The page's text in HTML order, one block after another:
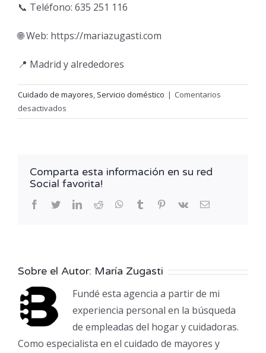
📞 Teléfono: 635 251 116
🌐 Web: https://mariazugasti.com
📍 Madrid y alrededores
Cuidado de mayores, Servicio doméstico | Comentarios
desactivados
Qué
persona
mayor
rechaza
Comparta esta información en su red
Social favorita!
facebook
twitterlinkedinreddit whatsapptumblr pinterest
vk
Correo
Sobre el Autor: María Zugasti
Fundé esta agencia a partir de mi
experiencia personal en la búsqueda
de empleadas del hogar y cuidadoras.
Como especialista en el cuidado de mayores y